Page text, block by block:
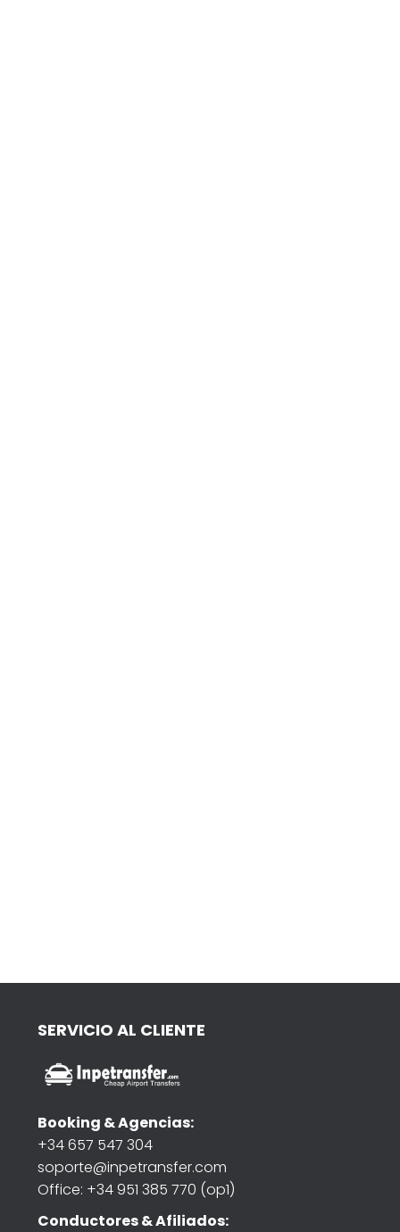
SERVICIO AL CLIENTE
Booking & Agencias:
+34 657 547 304
soporte@inpetransfer.com
Office: +34 951 385 770 (op1)
Conductores & Afiliados: